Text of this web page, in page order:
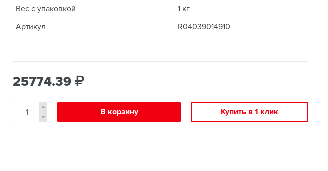
Вес с упаковкой
1 кг
Артикул
R04039014910
25774.39
В корзину Купить в 1 клик